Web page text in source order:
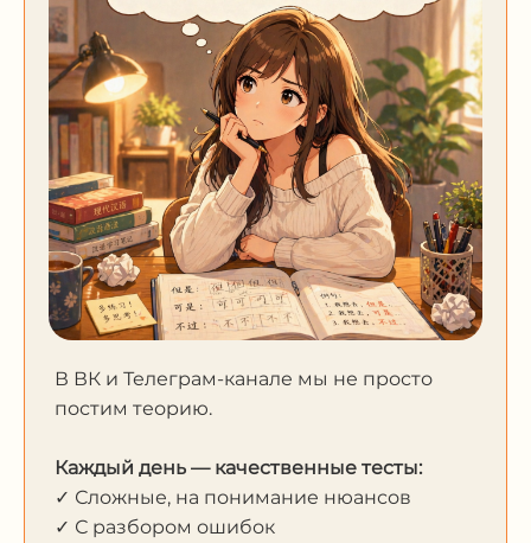
В ВК и Телеграм-канале мы не просто
постим теорию.
Каждый день — качественные тесты:
✓ Сложные, на понимание нюансов
✓ С разбором ошибок